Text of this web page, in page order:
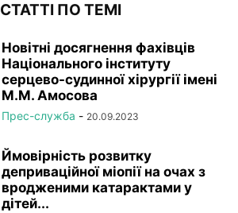
СТАТТІ ПО ТЕМІ
Новітні досягнення фахівців
Національного інституту
серцево-судинної хірургії імeні
М.М. Амосова
Прес-служба - 20.09.2023
Ймовірність розвитку
деприваційної міопії на очах з
вродженими катарактами у
дітей...